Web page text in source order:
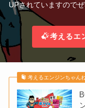
UPされていますのでぜ
考えるエ
考えるエンジンちゃん